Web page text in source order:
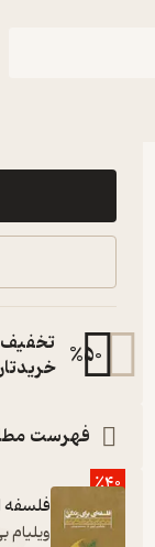
%50
فهرست
٪40
فلسفه
ویلیام